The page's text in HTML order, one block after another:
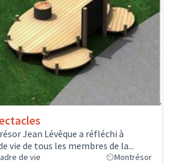
Jean Lévêque a réfléchi à
vie de tous les membres de la...
de vie Montrésor